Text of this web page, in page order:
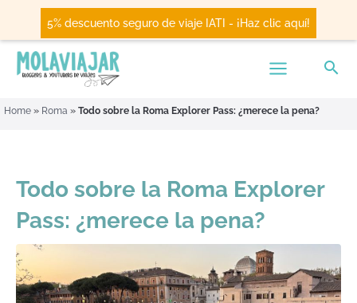
5% descuento seguro de viaje IATI - ¡Haz clic aquí!
Home » Roma » Todo sobre la Roma Explorer Pass: ¿merece la pena?
Todo sobre la Roma Explorer
Pass: ¿merece la pena?